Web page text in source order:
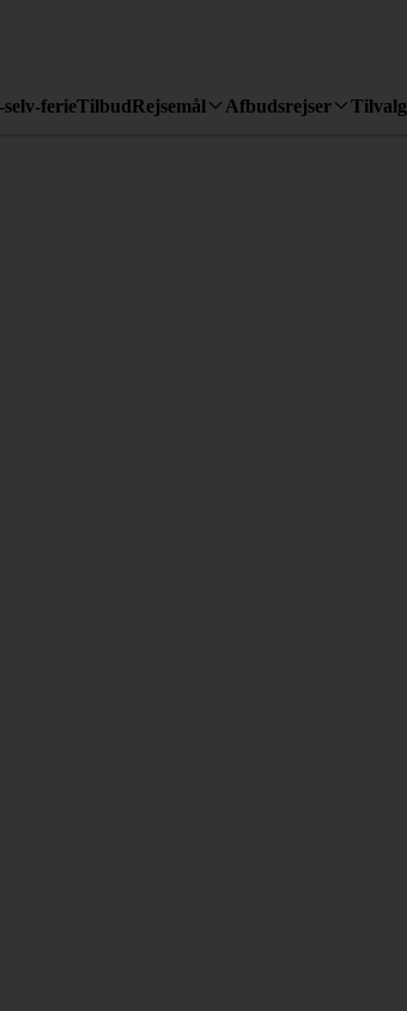
ferieTilbudRejsemål Afbudsrejser Tilvalg